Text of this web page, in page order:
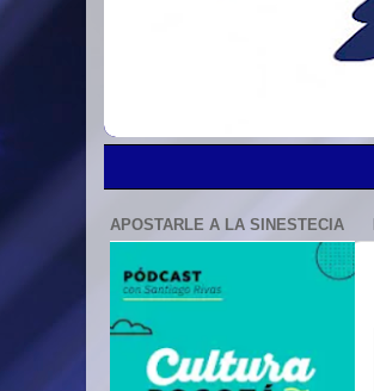
APOSTARLE A LA SINESTECIA